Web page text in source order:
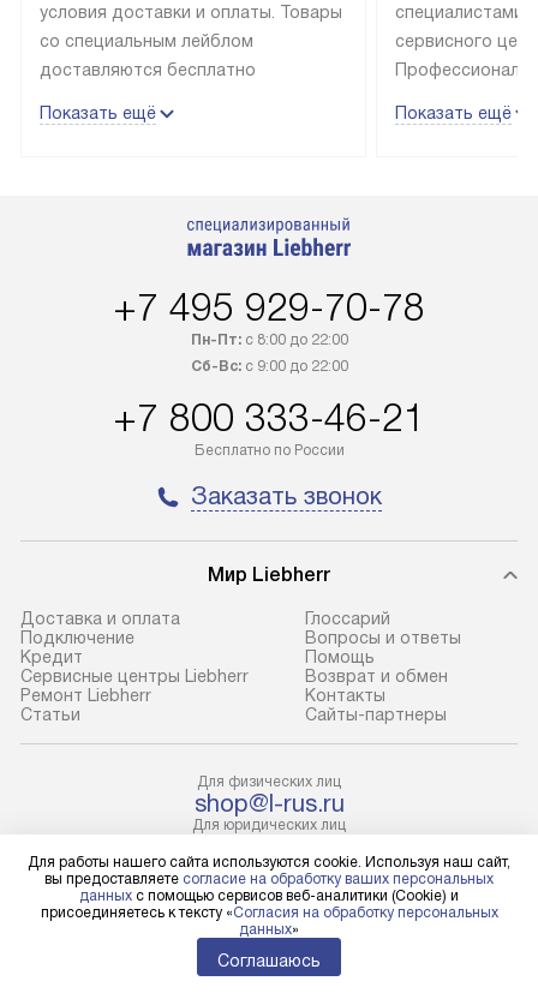
условия доставки и оплаты. Товары
со специальным лейблом
доставляются бесплатно
до подъезда, выезд за МКАД
в течение трех дней. Доставка
регионы осуществляется через
100% предоплаты наша компания
до представительства
транспортной компании в городе
условия доставки у менеджера при
В оговоренный день служба
доставки доставит упакованный
прибор до подъезда. Если
требуется переместить прибор
до двери квартиры или до места
установки, пожалуйста,
с менеджером. За данную услугу
взимается дополнительная плата.
Учитывайте габариты прибора, если
они не позволяют пронести его
через дверной проем,
то сотрудники транспортной
службы не смогут демонтировать
дверцы, ручки или другие
Показать ещё
специалистами
сервисного
эксплуатации
Стоимость
обеспечивают
предполагают
холодильников
требующим
наличие крана.
Техника
нишу или на
Показать ещё
+7 495 929-70-78
Пн-Пт:с 8:00 до 22:00
Сб-Вс:с 9:00 до 22:00
+7 800 333-46-21
Бесплатно по России
Заказать звонок
Мир Liebherr
Доставка и оплата
Подключение
Кредит
Сервисные центры Liebherr
Ремонт Liebherr
Cтатьи
Глоссарий
Вопросы и ответы
Помощь
Возврат и обмен
Контакты
Сайты-партнеры
Для физических лиц
shop@l-rus.ru
Для юридических лиц
НАПИСАТЬ РУКОВОДСТВУ
Политика конфиденциальности
Для работы нашего сайта используются cookie. Используя наш сайт,
вы предоставляете согласие на обработку ваших персональных
данных с помощью сервисов веб-аналитики (Cookie) и
присоединяетесь к тексту «Согласия на обработку персональных
данных»
Соглашаюсь